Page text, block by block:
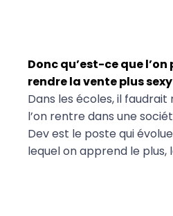
Donc qu’est-ce que
rendre la vente plus sexy
Dans les écoles, il
l’on rentre dans une
Dev est le poste qui
lequel on apprend le plus,